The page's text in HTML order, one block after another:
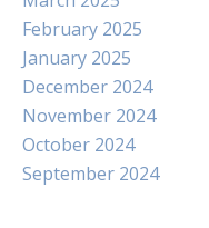
February 2025
January 2025
December 2024
November 2024
October 2024
September 2024